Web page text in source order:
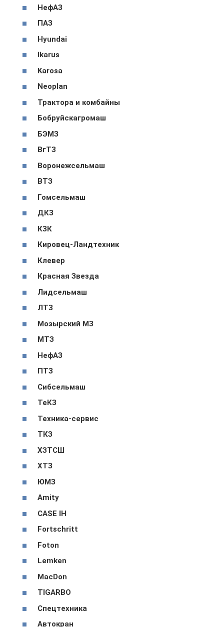
НефАЗ
ПАЗ
Hyundai
Ikarus
Karosa
Neoplan
Трактора и комбайны
Бобруйскагромаш
БЭМЗ
ВгТЗ
Воронежсельмаш
ВТЗ
Гомсельмаш
ДКЗ
КЗК
Кировец-Ландтехник
Клевер
Красная Звезда
Лидсельмаш
ЛТЗ
Мозырский МЗ
МТЗ
НефАЗ
ПТЗ
Сибсельмаш
ТеКЗ
Техника-сервис
ТКЗ
ХЗТСШ
ХТЗ
ЮМЗ
Amity
CASE IH
Fortschritt
Foton
Lemken
MacDon
TIGARBO
Спецтехника
Автокран